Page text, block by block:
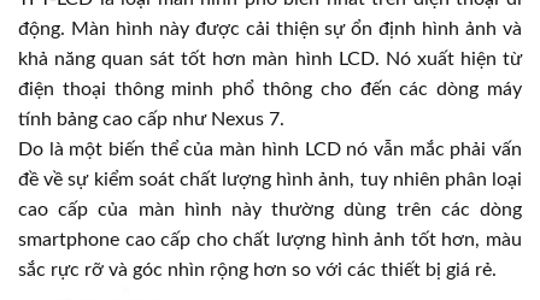
động. Màn hình này được cải thiện sự ổn định hình ảnh và
khả năng quan sát tốt hơn màn hình LCD. Nó xuất hiện từ
điện thoại thông minh phổ thông cho đến các dòng máy
tính bảng cao cấp như Nexus 7.
Do là một biến thể của màn hình LCD nó vẫn mắc phải vấn
đề về sự kiểm soát chất lượng hình ảnh, tuy nhiên phân loại
cao cấp của màn hình này thường dùng trên các dòng
smartphone cao cấp cho chất lượng hình ảnh tốt hơn, màu
sắc rực rỡ và góc nhìn rộng hơn so với các thiết bị giá rẻ.